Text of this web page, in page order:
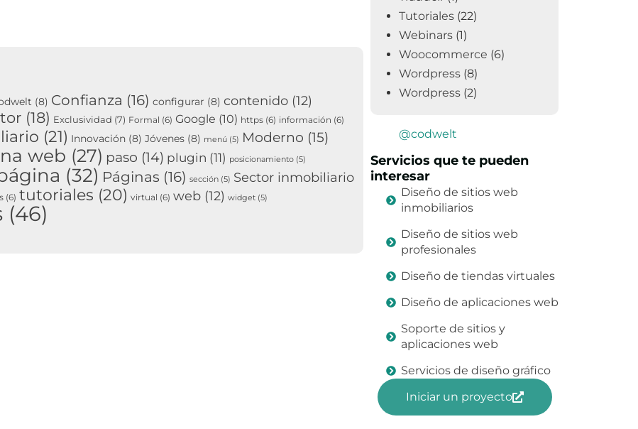
(8) Confianza (16) configurar (8) contenido (12)
(18) Exclusividad (7) Formal (6) Google (10) https (6) información (6)
(21) Innovación (8) Jóvenes (8) menú (5) Moderno (15)
web (27) paso (14) plugin (11) posicionamiento (5)
(32) Páginas (16) sección (5) Sector inmobiliario
(6) tutoriales (20) virtual (6) web (12) widget (5)
(46)
Tutoriales (22)
Webinars (1)
Woocommerce (6)
Wordpress (8)
Wordpress (2)
@codwelt
Servicios que te pueden
interesar
Diseño de sitios web
inmobiliarios
Diseño de sitios web
profesionales
Diseño de tiendas virtuales
Diseño de aplicaciones web
Soporte de sitios y
aplicaciones web
Servicios de diseño gráfico
Iniciar un proyecto